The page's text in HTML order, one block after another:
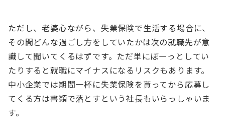
ただし、老婆心ながら、失業保険で生活する場合に、
その間どんな過ごし方をしていたかは次の就職先が意
識して聞いてくるはずです。ただ単にぼーっとしてい
たりすると就職にマイナスになるリスクもあります。
中小企業では期間一杯に失業保険を貰ってから応募し
てくる方は書類で落とすという社長もいらっしゃいま
す。